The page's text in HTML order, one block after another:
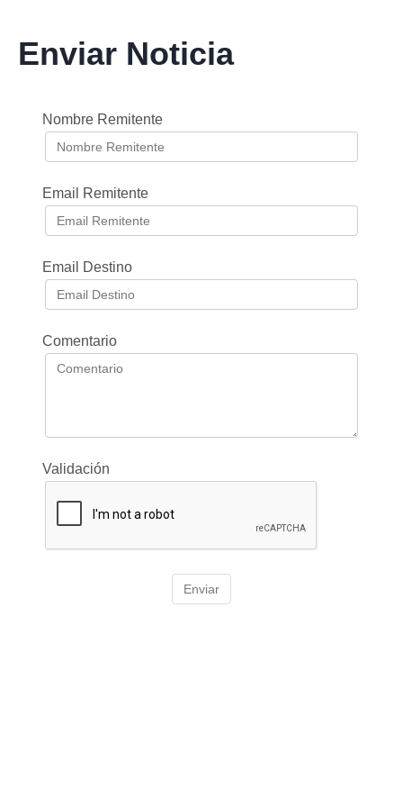
Enviar Noticia
Nombre Remitente
Email Remitente
Email Destino
Comentario
Validación